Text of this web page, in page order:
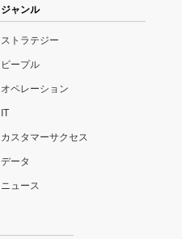
ジャンル
ストラテジー
ピープル
オペレーション
IT
カスタマーサクセス
データ
ニュース